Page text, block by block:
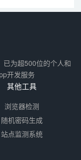
已为超500位的个人和
开发服务
其他工具
浏览器检测
随机密码生成
站点监测系统